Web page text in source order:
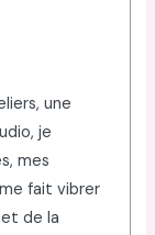
une
je
mes
fait vibrer
de la